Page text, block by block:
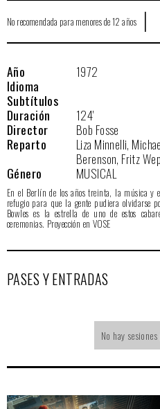
No recomendada para menores de 12 años |
Año
1972
Idioma
Subtítulos
Duración
124'
Director
Bob Fosse
Reparto
Liza Minnelli,
Berenson, Fritz
Género
MUSICAL
En el Berlín de los años treinta, la música y
refugio para que la gente pudiera olvidarse
Bowles es la estrella de uno de estos
ceremonias. Proyección en VOSE
PASES Y ENTRADAS
No hay